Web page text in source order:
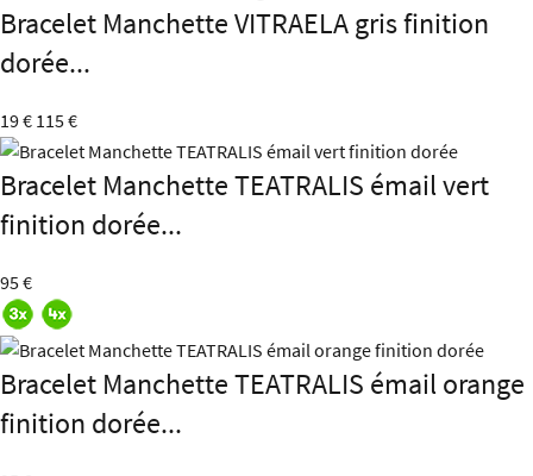
Bracelet Manchette VITRAELA gris finition
dorée...
19 € 115 €
Bracelet Manchette TEATRALIS émail vert
finition dorée...
95 €
Bracelet Manchette TEATRALIS émail orange
finition dorée...